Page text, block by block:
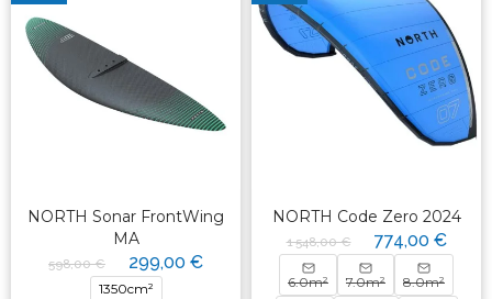
NORTH Sonar FrontWing
MA
598,00 € 299,00 €
1350cm²
NORTH Code Zero 2024
1 548,00 € 774,00 €
6.0m² 7.0m² 8.0m²